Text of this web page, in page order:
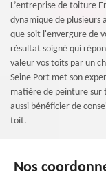
L’entreprise de toiture
dynamique de plusieurs
que soit l'envergure de
résultat soigné qui
valeur vos toits par un
Seine Port met son
matière de peinture sur
aussi bénéficier de
toit.
Nos